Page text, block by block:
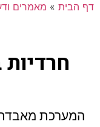
דף הבית » מאמרים
המערכת מאבדת